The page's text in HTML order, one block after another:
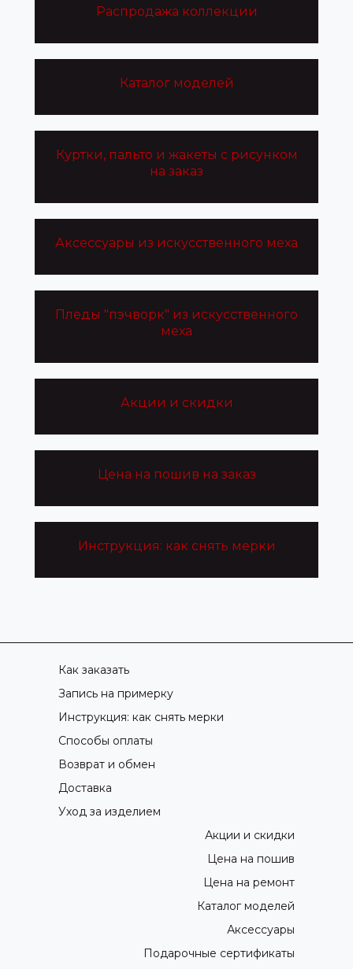
Распродажа коллекции
Каталог моделей
Куртки, пальто и жакеты с рисунком
на заказ
Аксессуары из искусственного меха
Пледы "пэчворк" из искусственного
меха
Акции и скидки
Цена на пошив на заказ
Инструкция: как снять мерки
Как заказать
Запись на примерку
Инструкция: как снять мерки
Способы оплаты
Возврат и обмен
Доставка
Уход за изделием
Акции и скидки
Цена на пошив
Каталог моделей
Аксессуары
Подарочные сертификаты
Цена на ремонт